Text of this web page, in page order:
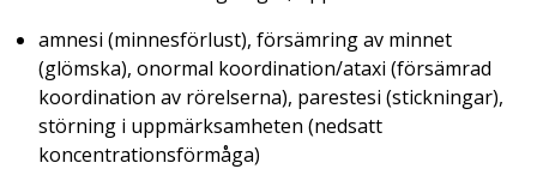
amnesi (minnesförlust), försämring av minnet
(glömska), onormal koordination/ataxi (försämrad
koordination av rörelserna), parestesi (stickningar),
störning i uppmärksamheten (nedsatt
koncentrationsförmåga)